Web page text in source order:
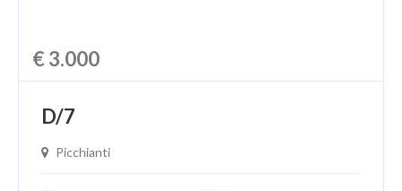
€ 3.000
D/7
Picchianti